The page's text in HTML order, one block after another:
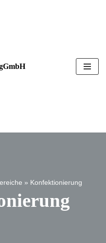
» Konfektionierung